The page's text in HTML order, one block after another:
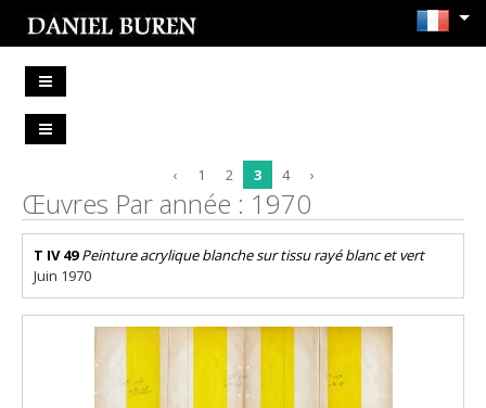
‹ 1 2 3 4 ›
Œuvres Par année : 1970
T IV 49 Peinture acrylique blanche sur tissu rayé blanc et vert
Juin 1970